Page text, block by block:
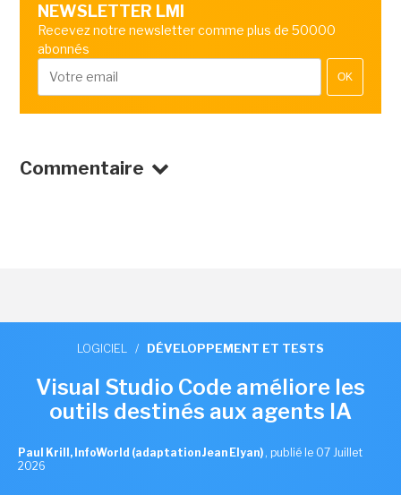
NEWSLETTER LMI
Recevez notre newsletter comme plus de 50000
abonnés
OK
Commentaire
LOGICIEL / DÉVELOPPEMENT ET TESTS
Visual Studio Code améliore les
outils destinés aux agents IA
Paul Krill, InfoWorld (adaptation Jean Elyan) , publié le 07 Juillet
2026